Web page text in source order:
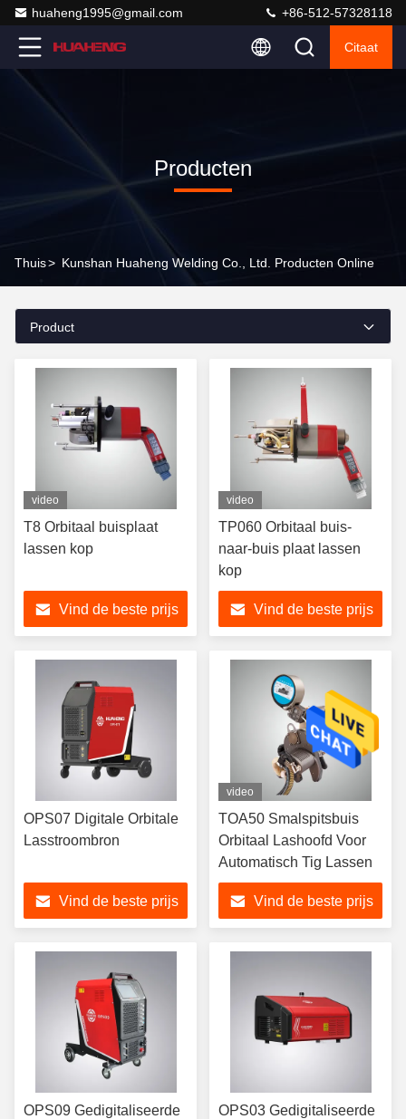
huaheng1995@gmail.com +86-512-57328118
Citaat
Producten
Thuis> Kunshan Huaheng Welding Co., Ltd. Producten Online
Product
video
T8 Orbitaal buisplaat
lassen kop
Vind de beste prijs
video
TP060 Orbitaal buis-
naar-buis plaat lassen
kop
Vind de beste prijs
OPS07 Digitale Orbitale
Lasstroombron
Vind de beste prijs
video
TOA50 Smalspitsbuis
Orbitaal Lashoofd Voor
Automatisch Tig Lassen
Vind de beste prijs
OPS09 Gedigitaliseerde
OPS03 Gedigitaliseerde